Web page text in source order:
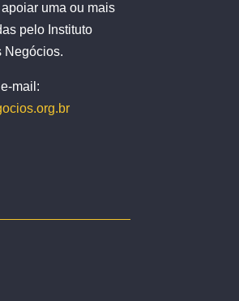
uma ou mais
pelo Instituto
Negócios.
mail: